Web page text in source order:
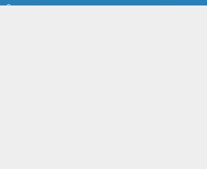
Спорт